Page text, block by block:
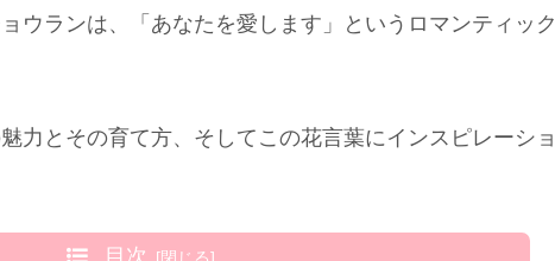
ウランは、「あなたを愛します」というロマンティック
力とその育て方、そしてこの花言葉にインスピレーショ